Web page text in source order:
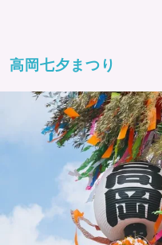
高岡七夕まつり